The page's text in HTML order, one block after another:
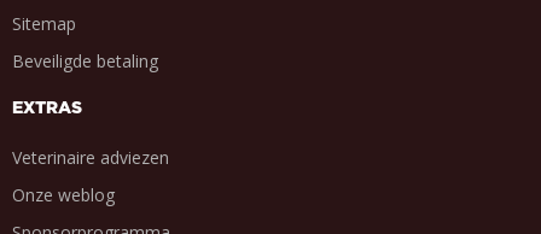
Sitemap
Beveiligde betaling
EXTRAS
Veterinaire adviezen
Onze weblog